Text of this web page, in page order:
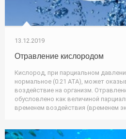
13.12.2019
Отравление кислородом
Кислород, при парциальном
нормальное (0.21 АТА), может
воздействие на организм.
обусловлено как величиной
временем воздействия (временем